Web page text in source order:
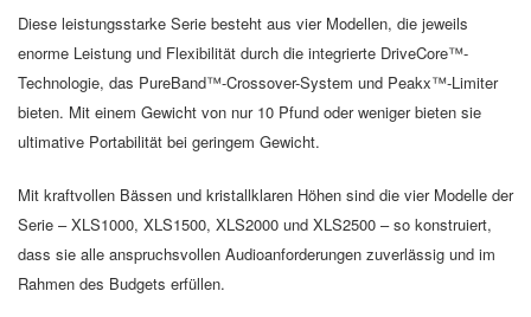
Diese leistungsstarke Serie besteht aus vier Modellen, die jeweils
enorme Leistung und Flexibilität durch die integrierte DriveCore™-
Technologie, das PureBand™-Crossover-System und Peakx™-Limiter
bieten. Mit einem Gewicht von nur 10 Pfund oder weniger bieten sie
ultimative Portabilität bei geringem Gewicht.
Mit kraftvollen Bässen und kristallklaren Höhen sind die vier Modelle der
Serie – XLS1000, XLS1500, XLS2000 und XLS2500 – so konstruiert,
dass sie alle anspruchsvollen Audioanforderungen zuverlässig und im
Rahmen des Budgets erfüllen.